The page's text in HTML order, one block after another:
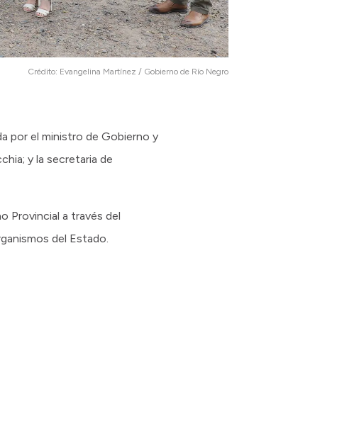
Crédito: Evangelina Martínez / Gobierno de Río Negro
por el ministro de Gobierno y
y la secretaria de
Provincial a través del
del Estado.